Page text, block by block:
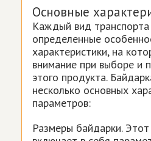
Основные
Каждый вид
определенные
характеристики, на
внимание при выборе и
этого продукта.
несколько основных
параметров:
Размеры байдарки. Этот